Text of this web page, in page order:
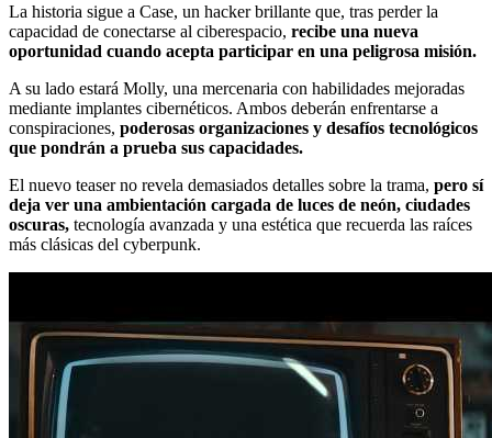
La historia sigue a Case, un hacker brillante que, tras perder la
capacidad de conectarse al ciberespacio, recibe una nueva
oportunidad cuando acepta participar en una peligrosa misión.
A su lado estará Molly, una mercenaria con habilidades mejoradas
mediante implantes cibernéticos. Ambos deberán enfrentarse a
conspiraciones, poderosas organizaciones y desafíos tecnológicos
que pondrán a prueba sus capacidades.
El nuevo teaser no revela demasiados detalles sobre la trama, pero sí
deja ver una ambientación cargada de luces de neón, ciudades
oscuras, tecnología avanzada y una estética que recuerda las raíces
más clásicas del cyberpunk.